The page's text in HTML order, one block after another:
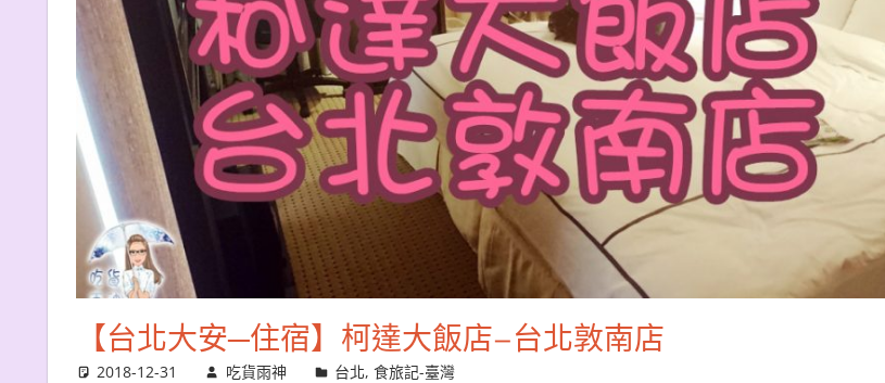
【台北大安─住宿】柯達大飯店–台北敦南店
2018-12-31 吃貨雨神 台北,食旅記-臺灣